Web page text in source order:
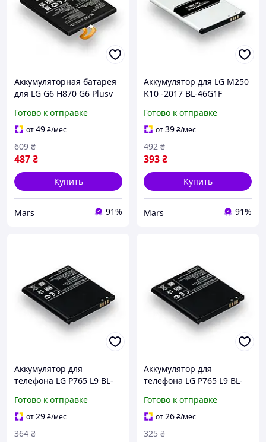
Аккумуляторная батарея
для LG G6 H870 G6 Plusv
Готово к отправке
от49₴/мес
487₴
609 ₴
Купить
Mars 91%
Аккумулятор для LG M250
K10 -2017 BL-46G1F
батарея Li-pol 2700 мАч
AAAA no LOGO
Готово к отправке
от39₴/мес
393₴
492 ₴
Купить
Mars 91%
Аккумулятор для
телефона LG P765 L9 BL-
аккумуляторная батарея
Li-pol 2150 мАч AA
PREMIUM
Готово к отправке
от29₴/мес
364 ₴
Аккумулятор для
телефона LG P765 L9 BL-
аккумуляторная батарея
Li-pol 2150 мАч AA
STANDART
Готово к отправке
от26₴/мес
325 ₴